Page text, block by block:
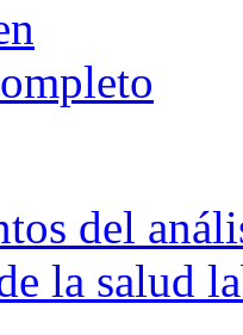
del
la salud